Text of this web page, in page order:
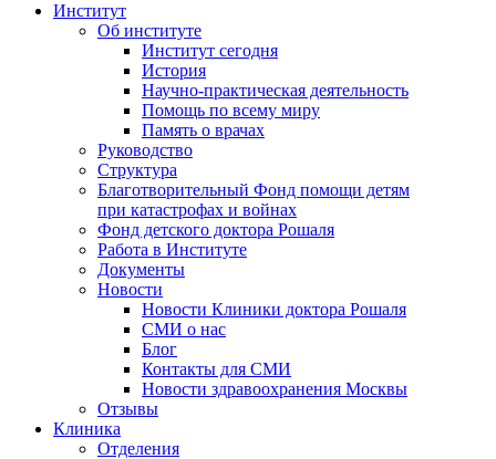
Институт
Об институте
Институт сегодня
История
Научно-практическая деятельность
Помощь по всему миру
Память о врачах
Руководство
Структура
Благотворительный Фонд помощи детям
при катастрофах и войнах
Фонд детского доктора Рошаля
Работа в Институте
Документы
Новости
Новости Клиники доктора Рошаля
СМИ о нас
Блог
Контакты для СМИ
Новости здравоохранения Москвы
Отзывы
Клиника
Отделения